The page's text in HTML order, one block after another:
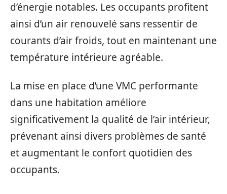
d’énergie notables. Les occupants profitent
ainsi d’un air renouvelé sans ressentir de
courants d’air froids, tout en maintenant une
température intérieure agréable.
La mise en place d’une VMC performante
dans une habitation améliore
significativement la qualité de l’air intérieur,
prévenant ainsi divers problèmes de santé
et augmentant le confort quotidien des
occupants.